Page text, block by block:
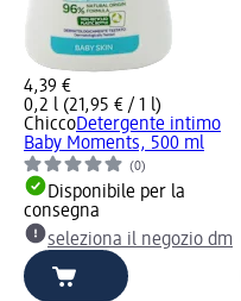
4,39 €
0,2 l (21,95 € / 1 l)
ChiccoDetergente intimo
Baby Moments, 500 ml
(0)
Disponibile per la
consegna
seleziona il negozio dm